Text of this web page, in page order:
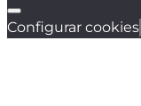
Configurar cookies